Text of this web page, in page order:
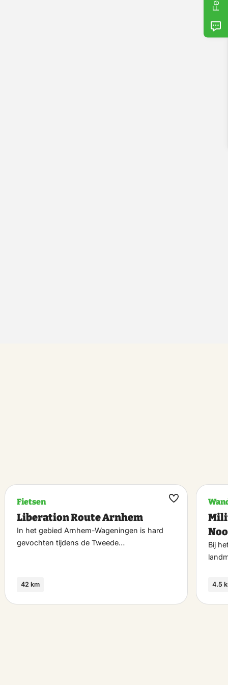
Fietsen
Liberation Route Arnhem
In het gebied Arnhem-Wageningen is hard
gevochten tijdens de Tweede…
42 km
Maak
Bij
4.5